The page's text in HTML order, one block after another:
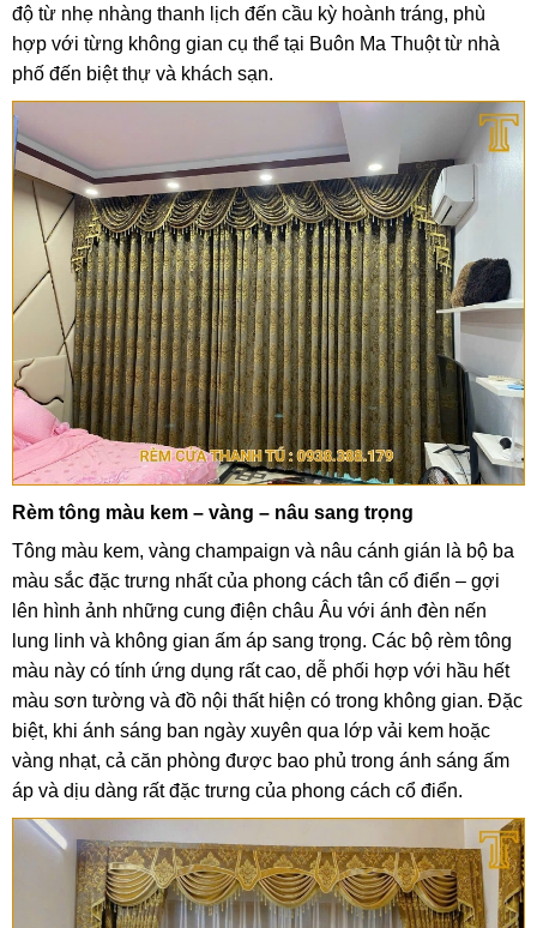
độ từ nhẹ nhàng thanh lịch đến cầu kỳ hoành tráng, phù
hợp với từng không gian cụ thể tại Buôn Ma Thuột từ nhà
phố đến biệt thự và khách sạn.
Rèm tông màu kem – vàng – nâu sang trọng
Tông màu kem, vàng champaign và nâu cánh gián là bộ ba
màu sắc đặc trưng nhất của phong cách tân cổ điển – gợi
lên hình ảnh những cung điện châu Âu với ánh đèn nến
lung linh và không gian ấm áp sang trọng. Các bộ rèm tông
màu này có tính ứng dụng rất cao, dễ phối hợp với hầu hết
màu sơn tường và đồ nội thất hiện có trong không gian. Đặc
biệt, khi ánh sáng ban ngày xuyên qua lớp vải kem hoặc
vàng nhạt, cả căn phòng được bao phủ trong ánh sáng ấm
áp và dịu dàng rất đặc trưng của phong cách cổ điển.